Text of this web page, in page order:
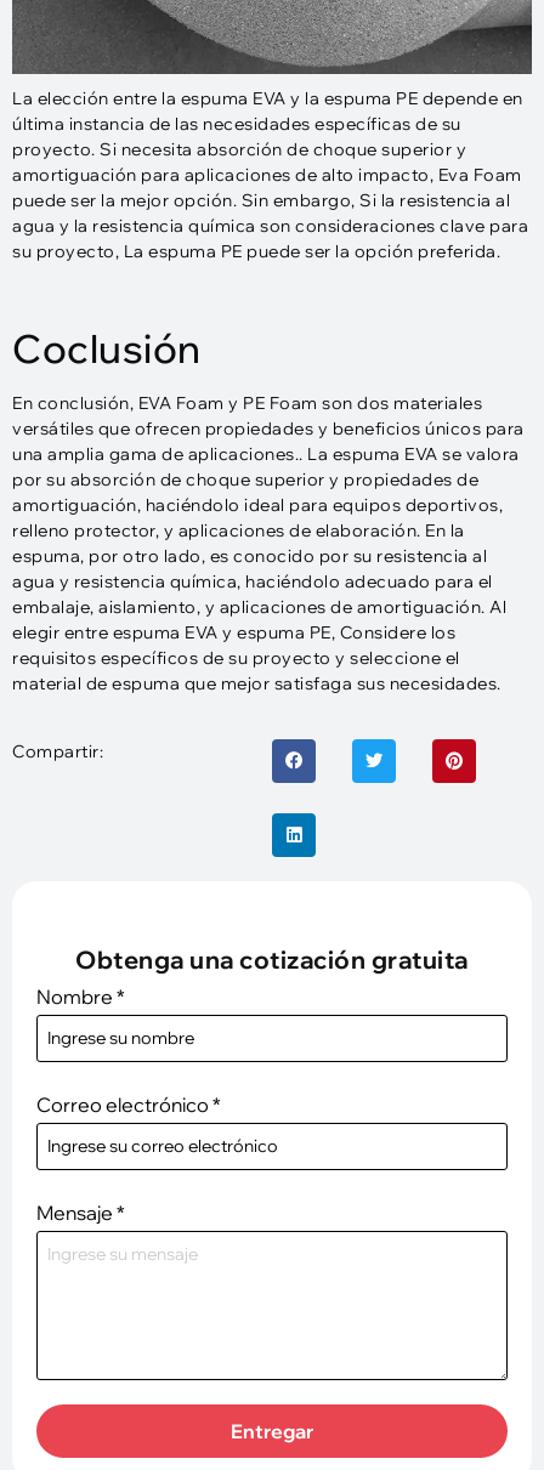
La elección entre la espuma EVA y la espuma PE depende en
última instancia de las necesidades específicas de su
proyecto. Si necesita absorción de choque superior y
amortiguación para aplicaciones de alto impacto, Eva Foam
puede ser la mejor opción. Sin embargo, Si la resistencia al
agua y la resistencia química son consideraciones clave para
su proyecto, La espuma PE puede ser la opción preferida.
Coclusión
En conclusión, EVA Foam y PE Foam son dos materiales
versátiles que ofrecen propiedades y beneficios únicos para
una amplia gama de aplicaciones.. La espuma EVA se valora
por su absorción de choque superior y propiedades de
amortiguación, haciéndolo ideal para equipos deportivos,
relleno protector, y aplicaciones de elaboración. En la
espuma, por otro lado, es conocido por su resistencia al
agua y resistencia química, haciéndolo adecuado para el
embalaje, aislamiento, y aplicaciones de amortiguación. Al
elegir entre espuma EVA y espuma PE, Considere los
requisitos específicos de su proyecto y seleccione el
material de espuma que mejor satisfaga sus necesidades.
Compartir:
Obtenga una cotización gratuita
Nombre *
Correo electrónico *
Mensaje *
Entregar